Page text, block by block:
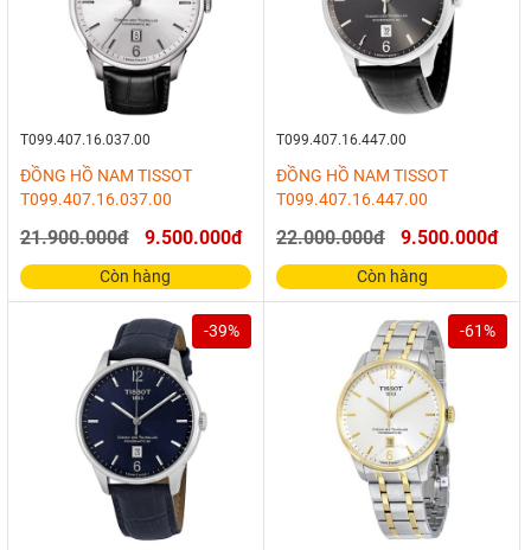
T099.407.16.037.00
ĐỒNG HỒ NAM TISSOT
T099.407.16.037.00
21.900.000đ 9.500.000đ
Còn hàng
T099.407.16.447.00
ĐỒNG HỒ NAM TISSOT
T099.407.16.447.00
22.000.000đ 9.500.000đ
Còn hàng
-39% -61%